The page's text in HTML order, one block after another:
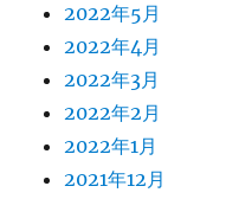
2022年5月
2022年4月
2022年3月
2022年2月
2022年1月
2021年12月